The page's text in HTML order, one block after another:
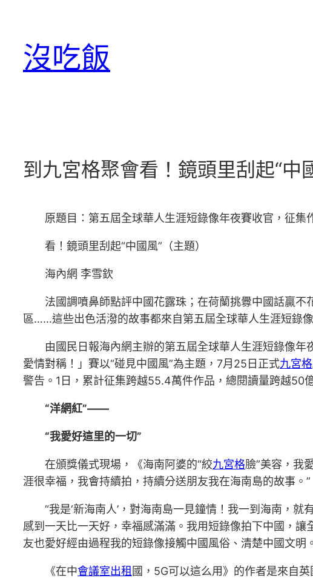
沒吃飯
到九宮格聚會看！鏡頭里刮起“中
原題目：第五屆全球華人生涯短錄像年夜賽收官，征集
看！鏡頭里刮起“中國風”（主題）
海內網 李雪欽
法國調噴鼻師點評中國花露珠；在荷蘭挑釁中國話贏不
區……這些出色活潑的故事都來自第五屆全球華人生涯短錄
由國民日報海內網主辦的第五屆全球華人生涯短錄像年
愛情對稱！」賽以“碰見中國風”為主題，7月25日正式九宮格
警告。1日，累計征集跨越55.4萬件作品，總閱讀量跨越50
“洋網紅”——
“我愛好這里的一切”
在頒獎儀式現場，《海南阿婆的“絞九宮格臉”美容，我
涯很幸福，我會持續拍，持續分送朋友我在海南島的故事。”
“我是‘新海南人’，對海南島一見鐘情！我一到海南，
感到一天比一天好，幸福感滿滿。我用短錄像拍下中國，讓
友也愛好經由過程我的短錄像接觸中國風俗、清楚中國文明
《在中會議室出租 國，5G可以這么用》的作者是來自